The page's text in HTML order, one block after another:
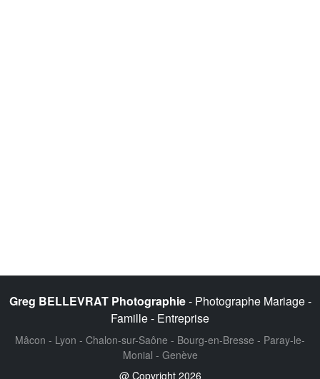
Greg BELLEVRAT Photographie- Photographe Mariage -
Famille - Entreprise
Mâcon - Lyon - Chalon-sur-Saône - Bourg-en-Bresse - Paray-le-
Monial - Genève
@ Copyright 2026